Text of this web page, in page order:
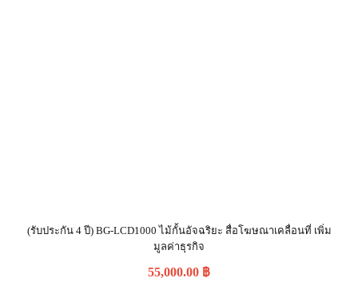
(รับประกัน 4 ปี) BG-LCD1000 ไม้กั้นอัจฉริยะ สื่อโฆษณาเคลื่อนที่ เพิ่ม
มูลค่าธุรกิจ
55,000.00 ฿